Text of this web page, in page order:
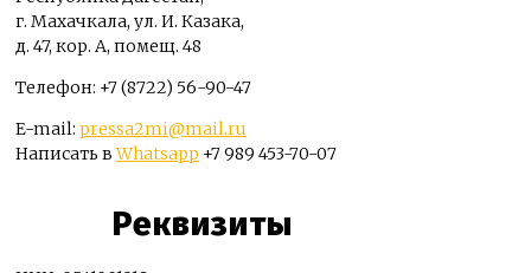
г. Махачкала, ул. И. Казака,
д. 47, кор. А, помещ. 48
Телефон: +7 (8722) 56-90-47
E-mail: pressa2mi@mail.ru
Написать вWhatsapp +7 989 453-70-07
Реквизиты